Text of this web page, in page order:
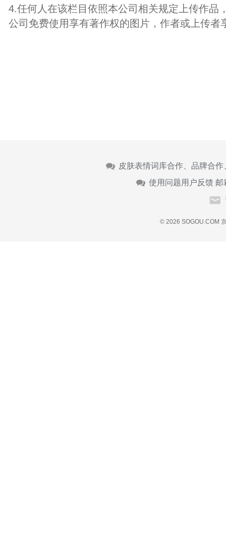
4.任何人在该栏目依照本公司相关规定上传作品
公司免费使用享有著作权的图片，作者或上传者
皮肤表情词库合作、品牌合
使用问题用户反馈 邮
© 2026 SOGOU.COM